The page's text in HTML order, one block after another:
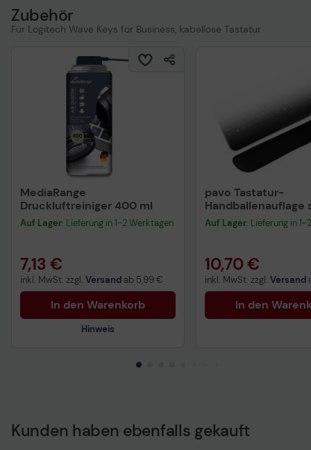
Zubehör
Für Logitech Wave Keys for Business, kabellose Tastatur
MediaRange
Druckluftreiniger 400 ml
Auf Lager: Lieferung in 1-2 Werktagen
7,13 €
inkl. MwSt. zzgl. Versand ab 5,99 €
In den Warenkorb
Hinweis
Druckluftreiniger vorsichtig
verwenden. Vor Gebrauch stets
pavo Tastatur-
Handballenauflage
Auf Lager: Lieferung in
10,70 €
inkl. MwSt. zzgl. Versand
In den
Kunden haben ebenfalls gekauft